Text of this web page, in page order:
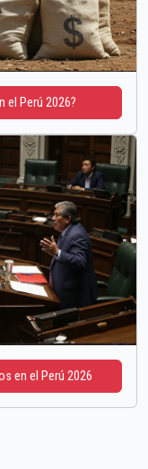
el Perú 2026?
en el Perú 2026